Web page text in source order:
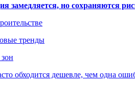
замедляется, но сохраняются
тренды
обходится дешевле, чем одна